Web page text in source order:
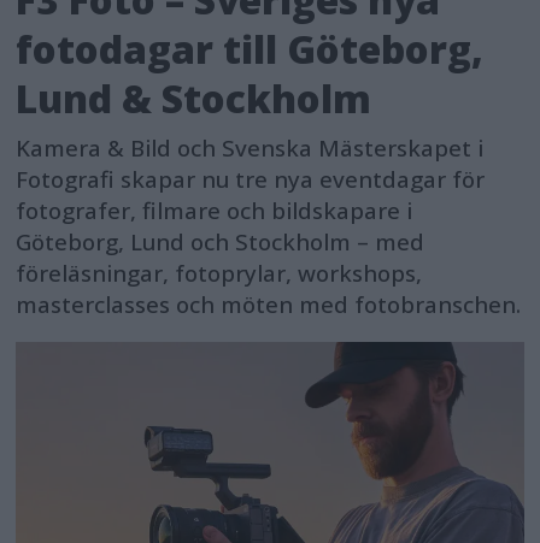
fotodagar till Göteborg,
Lund & Stockholm
Kamera & Bild och Svenska Mästerskapet i
Fotografi skapar nu tre nya eventdagar för
fotografer, filmare och bildskapare i
Göteborg, Lund och Stockholm – med
föreläsningar, fotoprylar, workshops,
masterclasses och möten med fotobranschen.